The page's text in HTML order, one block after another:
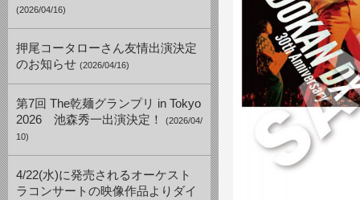
(2026/04/16)
押尾コータローさん友情出演決定
のお知らせ (2026/04/16)
第7回 The乾麺グランプリ in Tokyo
2026 池森秀一出演決定！
(2026/04/
10)
4/22(水)に発売されるオーケスト
ラコンサートの映像作品よりダイ